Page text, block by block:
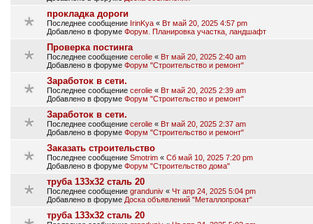
прокладка дороги
Последнее сообщение IrinKya « Вт май 20, 2025 4:57 pm
Добавлено в форуме Форум. Планировка участка, ландшафт
Проверка постинга
Последнее сообщение cerolie « Вт май 20, 2025 2:40 am
Добавлено в форуме Форум "Строительство и ремонт"
Заработок в сети.
Последнее сообщение cerolie « Вт май 20, 2025 2:39 am
Добавлено в форуме Форум "Строительство и ремонт"
Заработок в сети.
Последнее сообщение cerolie « Вт май 20, 2025 2:37 am
Добавлено в форуме Форум "Строительство и ремонт"
Заказать строительство
Последнее сообщение Smotrim « Сб май 10, 2025 7:20 pm
Добавлено в форуме Форум "Строительство дома"
труба 133х32 сталь 20
Последнее сообщение granduniv « Чт апр 24, 2025 5:04 pm
Добавлено в форуме Доска объявлений "Металлопрокат"
труба 133х32 сталь 20